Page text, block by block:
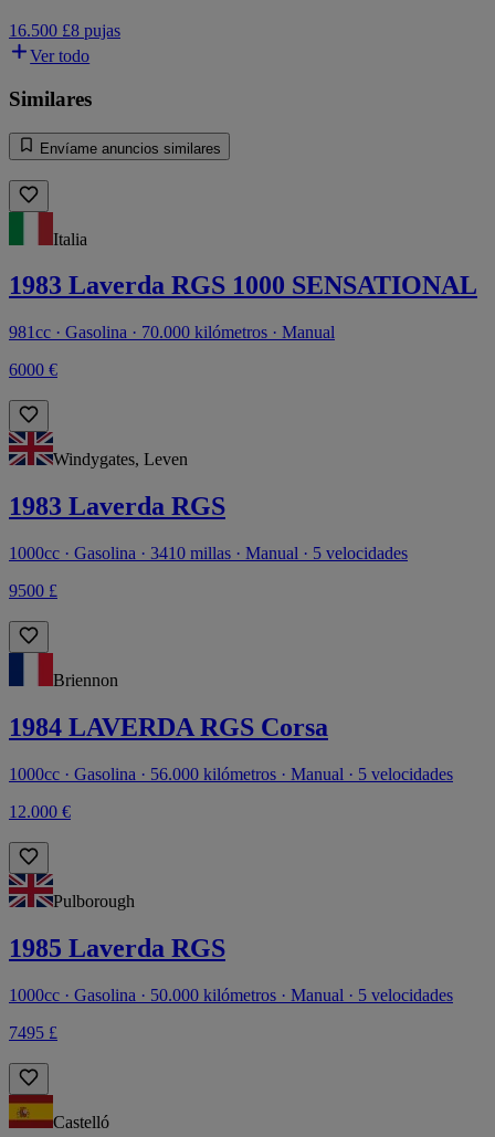
16.500 £8 pujas
Ver todo
Similares
Envíame anuncios similares
Italia
1983 Laverda RGS 1000 SENSATIONAL
981cc · Gasolina · 70.000 kilómetros · Manual
6000 €
Windygates, Leven
1983 Laverda RGS
1000cc · Gasolina · 3410 millas · Manual · 5 velocidades
9500 £
Briennon
1984 LAVERDA RGS Corsa
1000cc · Gasolina · 56.000 kilómetros · Manual · 5 velocidades
12.000 €
Pulborough
1985 Laverda RGS
1000cc · Gasolina · 50.000 kilómetros · Manual · 5 velocidades
7495 £
Castelló